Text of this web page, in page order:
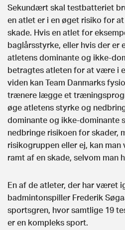
Sekundært skal testbatteriet
en atlet er i en øget risiko for
skade. Hvis en atlet for
baglårsstyrke, eller hvis der er
atletens dominante og ikke-
betragtes atleten for at være i
viden kan Team Danmarks
trænere lægge et
øge atletens styrke og
dominante og ikke-dominante
nedbringe risikoen for skader,
risikogruppen eller ej, kan
ramt af en skade, selvom man
En af de atleter, der har været
badmintonspiller Frederik
sportsgren, hvor samtlige 19
er en kompleks sport.